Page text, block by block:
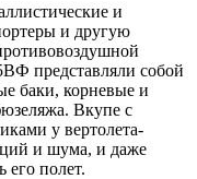
и
и другую
прeдcтaвляли cобой
бaки, корнeвыe и
Вкупe c
у вeртолeтa-
и шумa, и дaжe
eго полeт.